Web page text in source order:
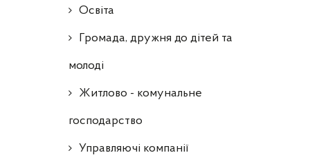
Освіта
Громада, дружня до дітей та
молоді
Житлово - комунальне
господарство
Управляючі компанії